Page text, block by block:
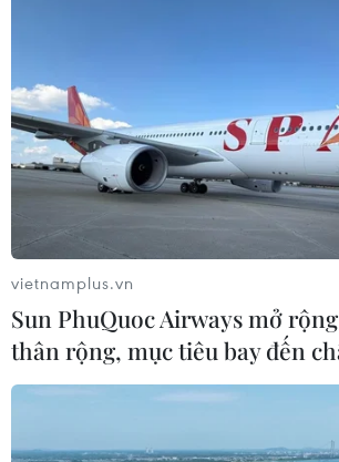
vietnamplus.vn
Sun PhuQuoc Airways mở
thân rộng, mục tiêu bay đến